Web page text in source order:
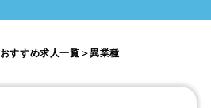
おすすめ求人一覧 ＞異業種